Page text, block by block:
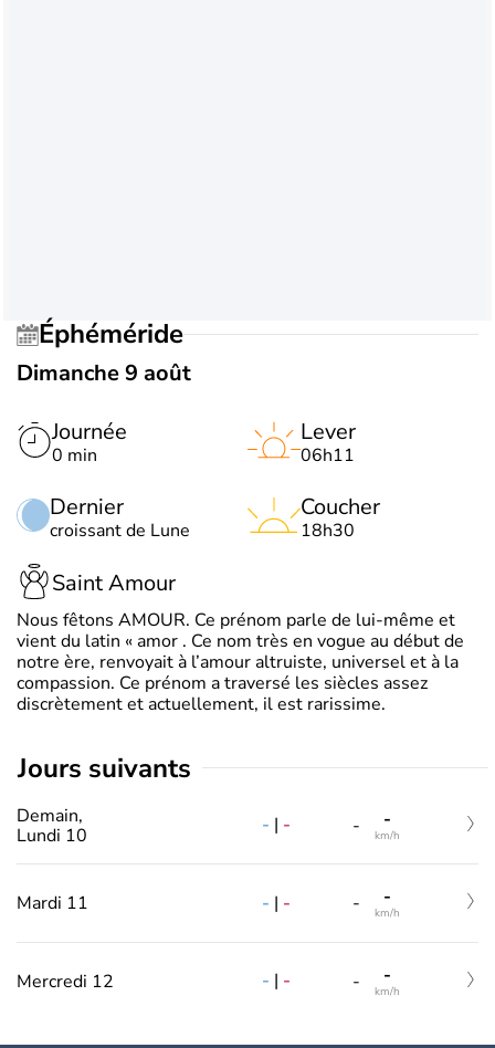
Éphéméride
Dimanche 9 août
Journée
0 min
Dernier
croissant de Lune
Lever
06h11
Coucher
18h30
Saint Amour
Nous fêtons AMOUR. Ce prénom parle de lui-même et
vient du latin « amor . Ce nom très en vogue au début de
notre ère, renvoyait à l’amour altruiste, universel et à la
compassion. Ce prénom a traversé les siècles assez
discrètement et actuellement, il est rarissime.
jours suivants
Demain,
Lundi 10
- | - - -
km/h
Mardi 11 - | - - -
km/h
Mercredi 12 - | - - -
km/h